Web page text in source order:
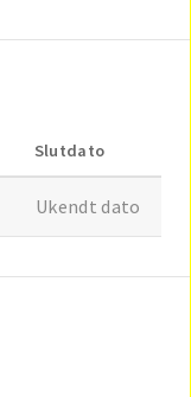
Slutdato
Ukendt dato